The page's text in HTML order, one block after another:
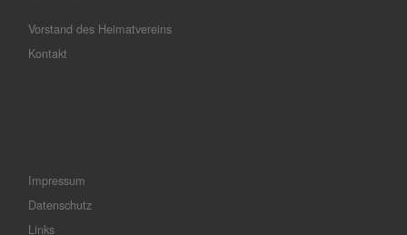
Vorstand des Heimatvereins
Kontakt
Impressum
Datenschutz
Links